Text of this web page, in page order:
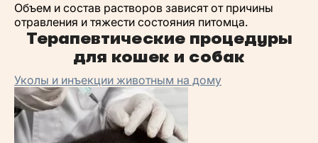
Объем и состав растворов зависят от причины
отравления и тяжести состояния питомца.
Терапевтические процедуры
для кошек и собак
Уколы и инъекции животным на дому